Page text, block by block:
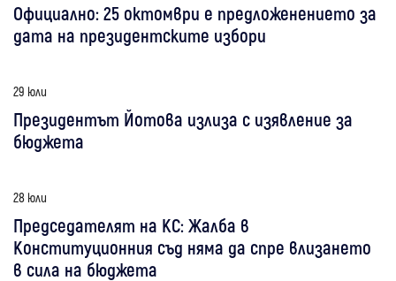
Официално: 25 октомври е предложенението за
дата на президентските избори
29 юли
Президентът Йотова излиза с изявление за
бюджета
28 юли
Председателят на КС: Жалба в
Конституционния съд няма да спре влизането
в сила на бюджета